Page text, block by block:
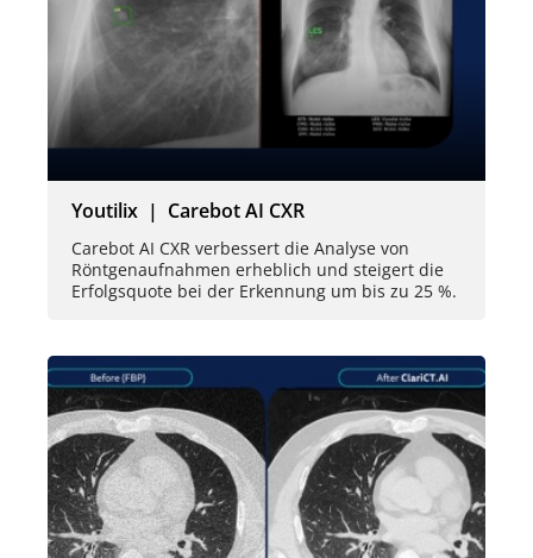
Youtilix | Carebot AI CXR
Carebot AI CXR verbessert die Analyse von
Röntgenaufnahmen erheblich und steigert die
Erfolgsquote bei der Erkennung um bis zu 25 %.